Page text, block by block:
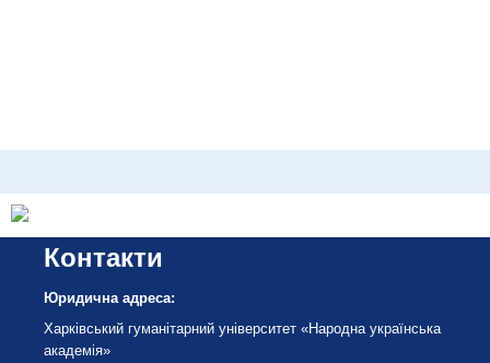
Контакти
Юридична адреса:
Харківський гуманітарний університет «Народна українська
академія»